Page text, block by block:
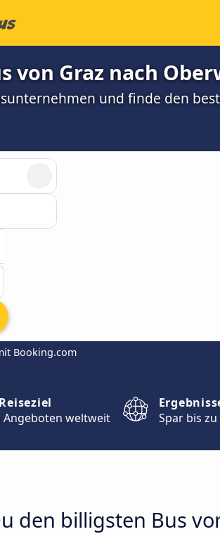
von Graz nach
und finde den
Booking.com
Angeboten weltweit
Spar bis zu
den billigsten Bus